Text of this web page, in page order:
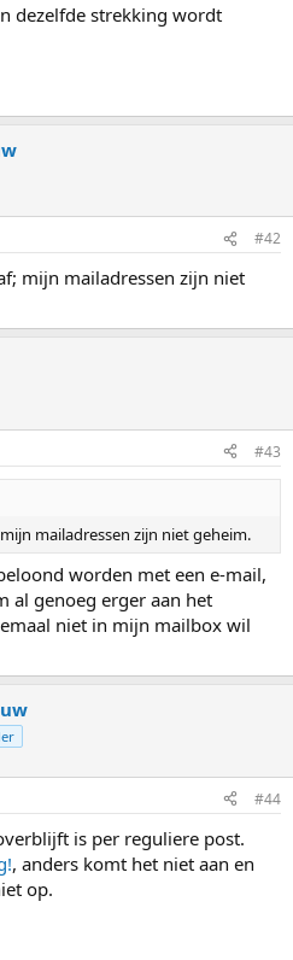
dezelfde strekking wordt
#42
mijn mailadressen zijn niet
#43
mailadressen zijn niet geheim.
worden met een e-mail,
al genoeg erger aan het
niet in mijn mailbox wil
#44
is per reguliere post.
, anders komt het niet aan en
op.